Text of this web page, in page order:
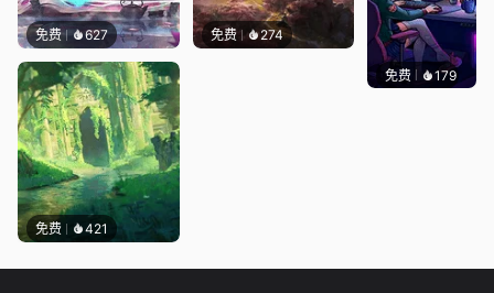
免费 627 免费 274
免费 421
免费 179